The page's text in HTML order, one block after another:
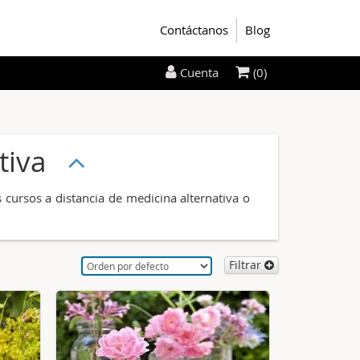
Contáctanos Blog
a distancia de medicina alternativa o
Filtrar
Cuenta (0)